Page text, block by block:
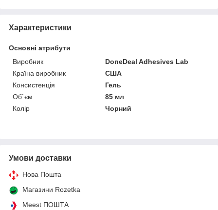
Характеристики
Основні атрибути
Виробник
DoneDeal Adhesives Lab
Країна виробник
США
Консистенція
Гель
Об`єм
85 мл
Колір
Чорний
Умови доставки
Нова Пошта
Магазини Rozetka
Meest ПОШТА